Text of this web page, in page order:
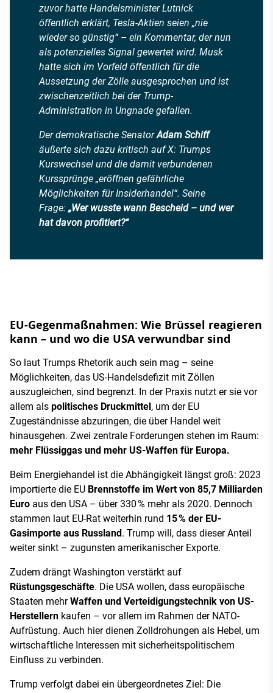
zuvor hatte Handelsminister Lutnick
öffentlich erklärt, Tesla-Aktien seien „nie
wieder so günstig“ – ein Kommentar, der nun
als potenzielles Signal gewertet wird. Musk
hatte sich im Vorfeld öffentlich für die
Aussetzung der Zölle ausgesprochen und ist
zwischenzeitlich bei der Trump-
Administration in Ungnade gefallen.
Der demokratische SenatorAdam Schiff
äußerte sich dazu kritisch auf X: Trumps
Kurswechsel und die damit verbundenen
Kurssprünge „eröffnen gefährliche
Möglichkeiten für Insiderhandel“. Seine
Frage: „Wer wusste wann Bescheid – und wer
hat davon profitiert?“
EU-Gegenmaßnahmen: Wie Brüssel reagieren
kann – und wo die USA verwundbar sind
So laut Trumps Rhetorik auch sein mag – seine
Möglichkeiten, das US-Handelsdefizit mit Zöllen
auszugleichen, sind begrenzt. In der Praxis nutzt er sie vor
allem als politisches Druckmittel, um der EU
Zugeständnisse abzuringen, die über Handel weit
hinausgehen. Zwei zentrale Forderungen stehen im Raum:
mehr Flüssiggas und mehr US-Waffen für Europa.
Beim Energiehandel ist die Abhängigkeit längst groß: 2023
importierte die EU Brennstoffe im Wert von 85,7 Milliarden
Euro aus den USA – über 330 % mehr als 2020. Dennoch
stammen laut EU-Rat weiterhin rund 15 % der EU-
Gasimporte aus Russland. Trump will, dass dieser Anteil
weiter sinkt – zugunsten amerikanischer Exporte.
Zudem drängt Washington verstärkt auf
Rüstungsgeschäfte. Die USA wollen, dass europäische
Staaten mehrWaffen und Verteidigungstechnik von US-
Herstellern kaufen – vor allem im Rahmen der NATO-
Aufrüstung. Auch hier dienen Zolldrohungen als Hebel, um
wirtschaftliche Interessen mit sicherheitspolitischem
Einfluss zu verbinden.
Trump verfolgt dabei ein übergeordnetes Ziel: Die